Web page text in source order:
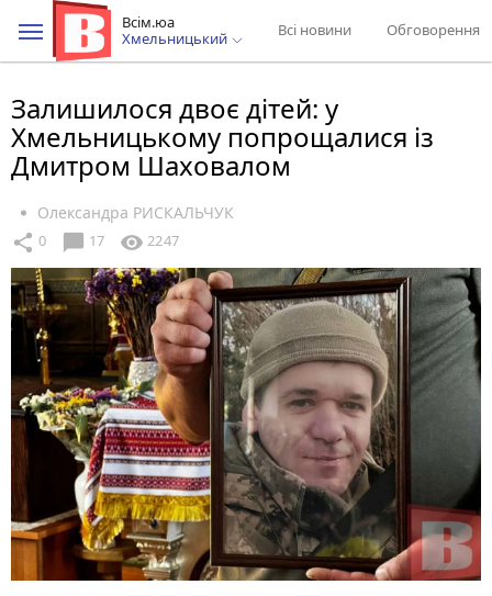
Всім.юа
Хмельницький
Всі новини Обговорення
Залишилося двоє дітей: у
Хмельницькому попрощалися із
Дмитром Шаховалом
Олександра РИСКАЛЬЧУК
share 0 chat_bubble 17 visibility 2247